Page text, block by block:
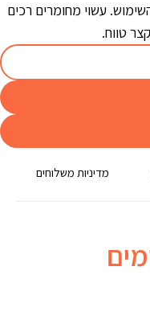
עשוי מחומרים רכים
טווח.
מדיניות משלוחים